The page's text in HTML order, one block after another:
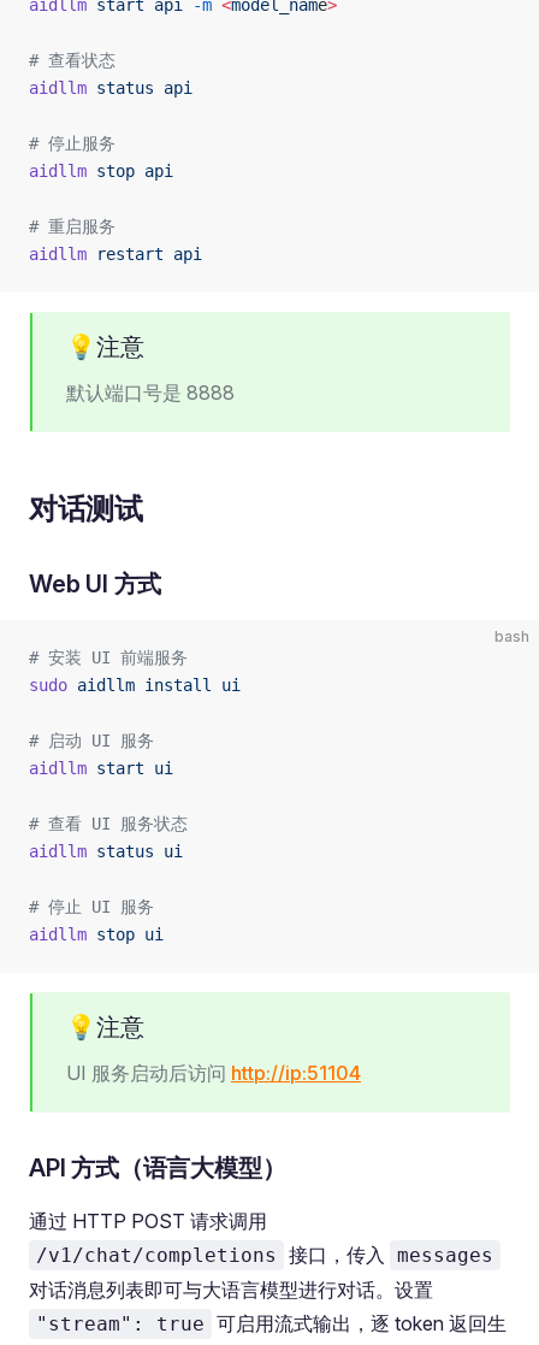
aidllm start api -m <model_name>
# 查看状态
aidllm status api
# 停止服务
aidllm stop api
# 重启服务
aidllm restart api
💡注意
默认端口号是 8888
对话测试
Web UI 方式
bash
# 安装 UI 前端服务
sudo aidllm install ui
# 启动 UI 服务
aidllm start ui
# 查看 UI 服务状态
aidllm status ui
# 停止 UI 服务
aidllm stop ui
💡注意
UI 服务启动后访问 http://ip:51104
API 方式（语言大模型）
通过 HTTP POST 请求调用
/v1/chat/completions 接口，传入 messages
对话消息列表即可与大语言模型进行对话。设置
"stream": true 可启用流式输出，逐 token 返回生